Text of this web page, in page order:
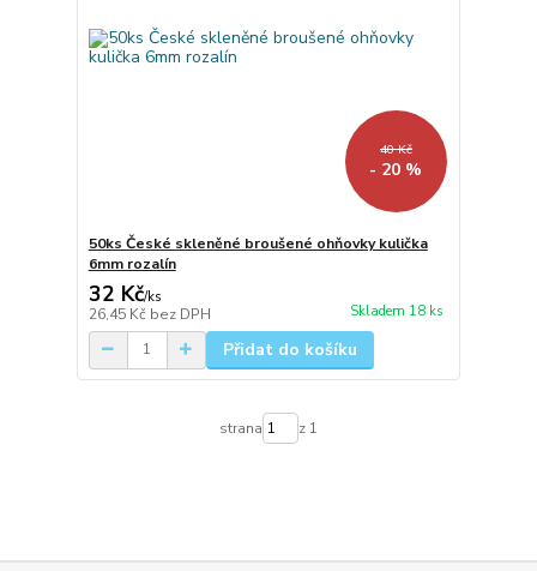
40 Kč
- 20 %
50ks České skleněné broušené ohňovky kulička
6mm rozalín
32 Kč/ks
26,45 Kč bez DPH Skladem 18 ks
Přidat do košíku
strana z 1